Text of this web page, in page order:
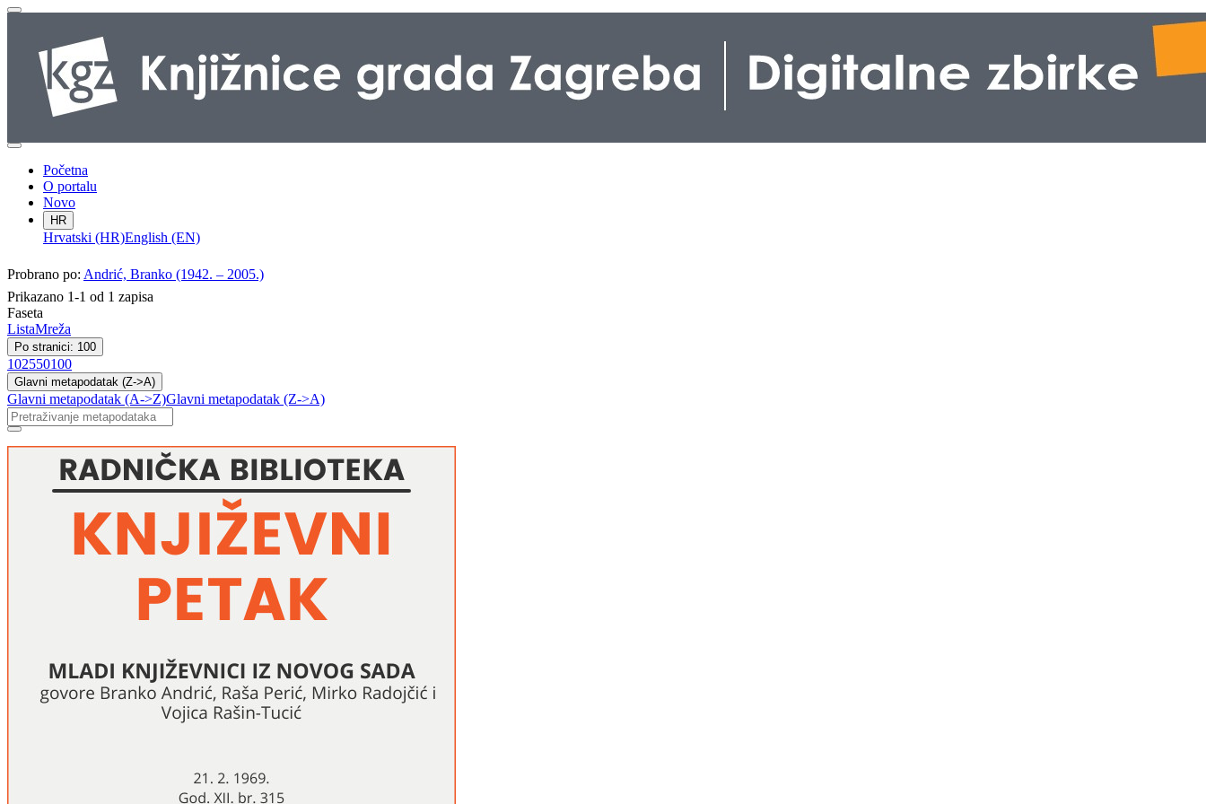
Početna
O portalu
Novo
HR
Hrvatski (HR)English (EN)
Probrano po: Andrić, Branko (1942. – 2005.)
Prikazano 1-1 od 1 zapisa
Faseta
ListaMreža
Po stranici: 100
102550100
Glavni metapodatak (Z->A)
Glavni metapodatak (A->Z)Glavni metapodatak (Z->A)